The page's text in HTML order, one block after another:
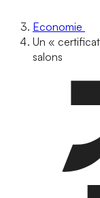
Economie
Un «
salons